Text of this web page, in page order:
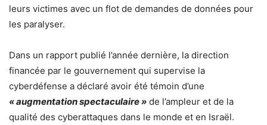
leurs victimes avec un flot de demandes de données pour
les paralyser.
Dans un rapport publié l’année dernière, la direction
financée par le gouvernement qui supervise la
cyberdéfense a déclaré avoir été témoin d’une
« augmentation spectaculaire » de l’ampleur et de la
qualité des cyberattaques dans le monde et en Israël.